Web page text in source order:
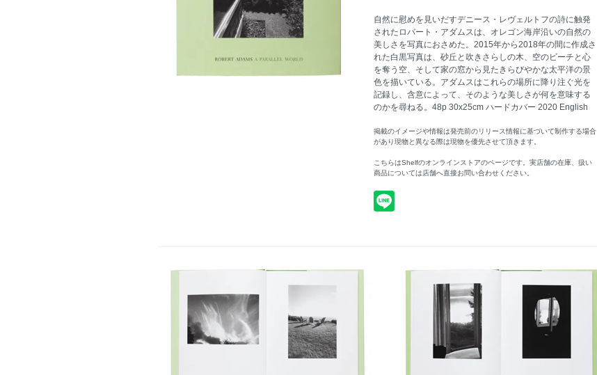
自然に慰めを見いだすデニース・レヴェルトフの詩に触発
されたロバート・アダムスは、オレゴン海岸沿いの自然の
美しさを写真におさめた。2015年から2018年の間に作成さ
れた白黒写真は、砂丘と吹きさらしの木、空のビーチと心
を奪う空、そして家の窓から見たきらびやかな太平洋の景
色を描いている。アダムスはこれらの場所に降り注ぐ光を
記録し、含意によって、そのような美しさが何を意味する
のかを尋ねる。48p 30x25cm ハードカバー 2020 English
掲載のイメージや情報は発売前のリリース情報に基づいて制作する場合
があり現物と異なる際は現物を優先させて頂きます。
こちらはShelfのオンラインストアのページです。実店舗の在庫、扱い
商品については店舗へ直接お問い合わせください。